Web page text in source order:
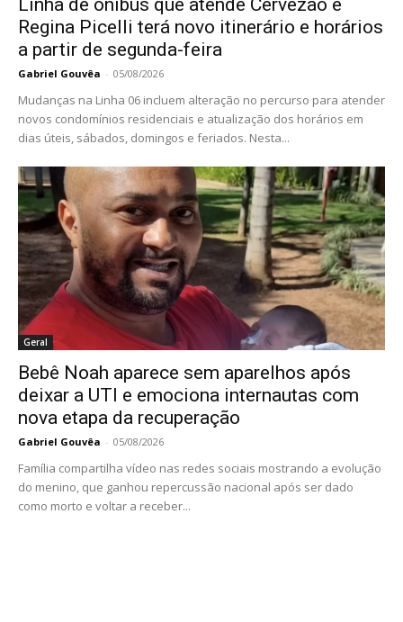
Linha de ônibus que atende Cervezão e
Regina Picelli terá novo itinerário e horários
a partir de segunda-feira
Gabriel Gouvêa - 05/08/2026
Mudanças na Linha 06 incluem alteração no percurso para atender
novos condomínios residenciais e atualização dos horários em
dias úteis, sábados, domingos e feriados. Nesta...
Geral
Bebê Noah aparece sem aparelhos após
deixar a UTI e emociona internautas com
nova etapa da recuperação
Gabriel Gouvêa - 05/08/2026
Família compartilha vídeo nas redes sociais mostrando a evolução
do menino, que ganhou repercussão nacional após ser dado
como morto e voltar a receber...